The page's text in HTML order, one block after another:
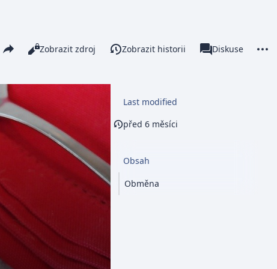
Share this pageZobrazení
Číst
Zobrazit zdroj Zobrazit historii associated-pages
Stránka
Diskuse
Last modified
před 6 měsíci
Obsah
Obměna